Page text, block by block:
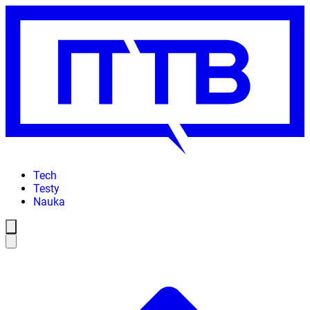
Tech
Testy
Nauka